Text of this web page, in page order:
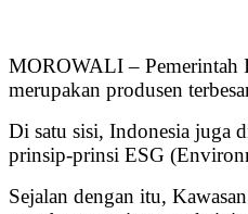
MOROWALI – Pemerintah
merupakan produsen
Di satu sisi, Indonesia juga
prinsip-prinsi ESG
Sejalan dengan itu,